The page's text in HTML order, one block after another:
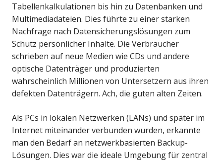
Tabellenkalkulationen bis hin zu Datenbanken und
Multimediadateien. Dies führte zu einer starken
Nachfrage nach Datensicherungslösungen zum
Schutz persönlicher Inhalte. Die Verbraucher
schrieben auf neue Medien wie CDs und andere
optische Datenträger und produzierten
wahrscheinlich Millionen von Untersetzern aus ihren
defekten Datenträgern. Ach, die guten alten Zeiten.
Als PCs in lokalen Netzwerken (LANs) und später im
Internet miteinander verbunden wurden, erkannte
man den Bedarf an netzwerkbasierten Backup-
Lösungen. Dies war die ideale Umgebung für zentral